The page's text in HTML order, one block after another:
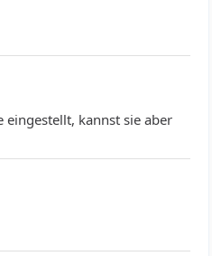
eingestellt, kannst sie aber